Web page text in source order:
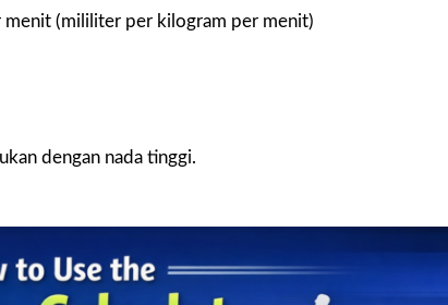
(mililiter per kilogram per menit)
dengan nada tinggi.